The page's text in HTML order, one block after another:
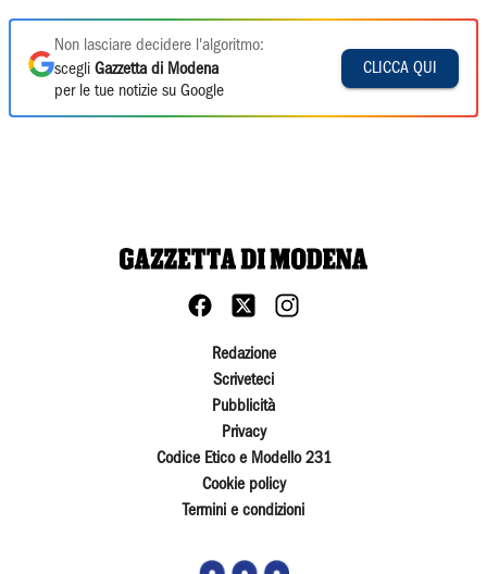
Non lasciare decidere l'algoritmo:
scegli Gazzetta di Modena
per le tue notizie su Google
CLICCA QUI
Redazione
Scriveteci
Pubblicità
Privacy
Codice Etico e Modello 231
Cookie policy
Termini e condizioni